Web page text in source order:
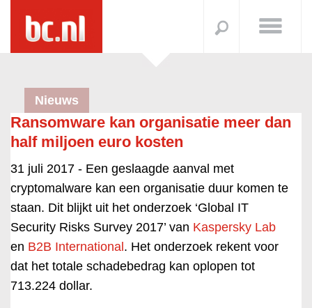
Nieuws
Ransomware kan organisatie meer dan
half miljoen euro kosten
31 juli 2017 - Een geslaagde aanval met
cryptomalware kan een organisatie duur komen te
staan. Dit blijkt uit het onderzoek ‘Global IT
Security Risks Survey 2017’ van Kaspersky Lab
en B2B International . Het onderzoek rekent voor
dat het totale schadebedrag kan oplopen tot
713.224 dollar.